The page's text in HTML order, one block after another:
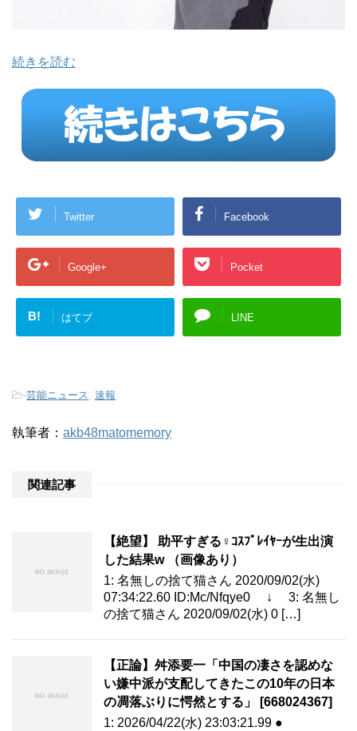
続きを読む
Twitter Facebook
Google+ Pocket
B! はてブ LINE
-芸能ニュース, 速報
執筆者： akb48matomemory
関連記事
【絶望】 助平すぎる♀ｺｽﾌﾟﾚｲﾔｰが生出演
した結果w （画像あり）
1: 名無しの捨て猫さん 2020/09/02(水)
07:34:22.60 ID:Mc/Nfqye0 ↓ 3: 名無し
の捨て猫さん 2020/09/02(水) 0 […]
【正論】舛添要一「中国の凄さを認めな
い嫌中派が支配してきたこの10年の日本
の凋落ぶりに愕然とする」 [668024367]
1: 2026/04/22(水) 23:03:21.99 ●